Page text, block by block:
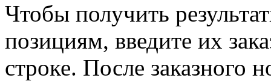
Чтобы получить
позициям, введите их
строке. После заказного